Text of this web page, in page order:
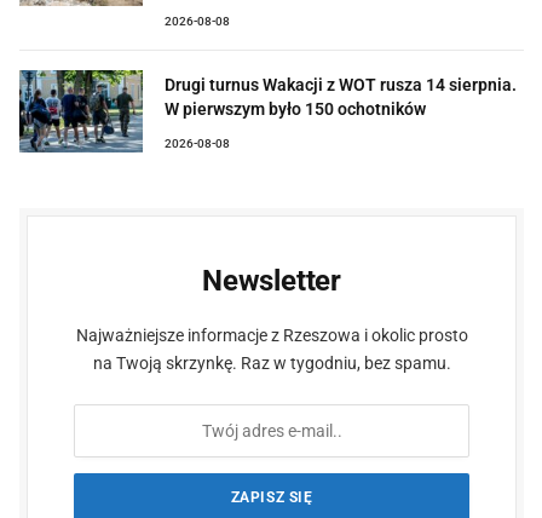
2026-08-08
Drugi turnus Wakacji z WOT rusza 14 sierpnia.
W pierwszym było 150 ochotników
2026-08-08
Newsletter
Najważniejsze informacje z Rzeszowa i okolic prosto
na Twoją skrzynkę. Raz w tygodniu, bez spamu.